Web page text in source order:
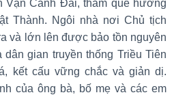
Vạn Cảnh Đài, thăm quê hương
Thành. Ngôi nhà nơi Chủ tịch
và lớn lên được bảo tồn nguyên
dân gian truyền thống Triều Tiên
kết cấu vững chắc và giản dị.
của ông bà, bố mẹ và các em